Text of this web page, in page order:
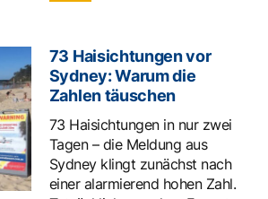
73 Haisichtungen vor
Sydney: Warum die
Zahlen täuschen
73 Haisichtungen in nur zwei
Tagen – die Meldung aus
Sydney klingt zunächst nach
einer alarmierend hohen Zahl.